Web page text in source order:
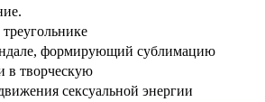
формирующий сублимацию
в творческую
сексуальной энергии